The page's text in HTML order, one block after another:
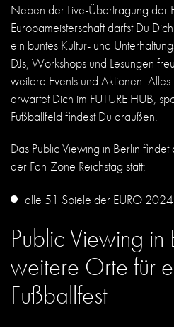
Neben der Live-Übertragung der
Europameisterschaft darfst Du
ein buntes Kultur- und
DJs, Workshops und Lesungen
weitere Events und Aktionen.
erwartet Dich im FUTURE HUB,
Fußballfeld findest Du draußen.
Das Public Viewing in Berlin
der Fan-Zone Reichstag statt:
alle 51 Spiele der EURO 2024
Public Viewing in
weitere Orte für
Fußballfest